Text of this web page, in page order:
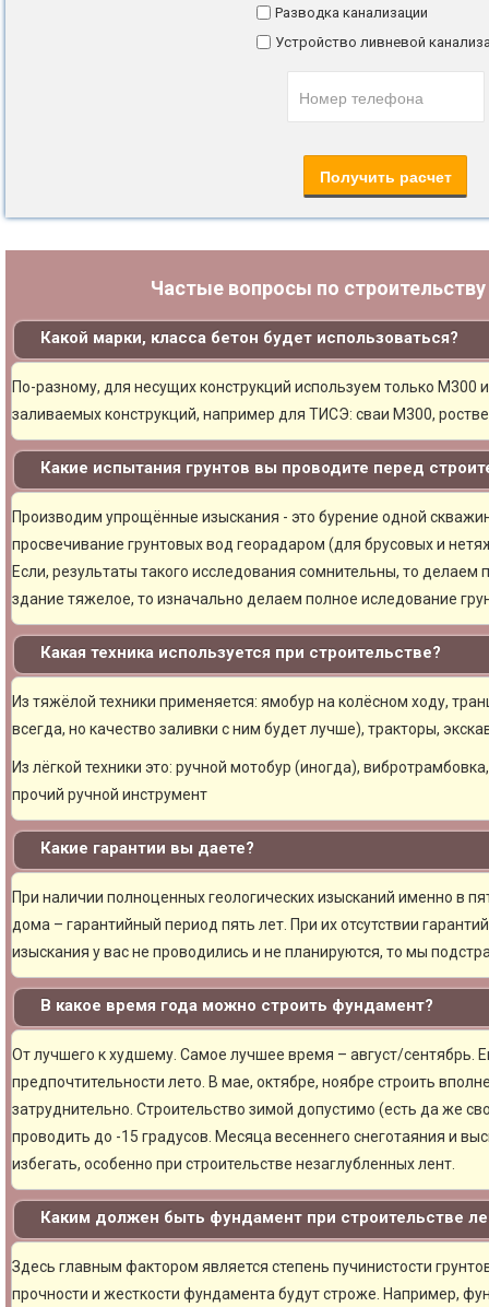
Разводка канализации
Устройство ливневой
Частые вопросы по
Какой марки, класса бетон будет использоваться?
По-разному, для несущих конструкций используем только М300
заливаемых конструкций, например для ТИСЭ: сваи М300,
Какие испытания грунтов вы проводите перед
Производим упрощённые изыскания - это бурение одной
просвечивание грунтовых вод георадаром (для брусовых и
Если, результаты такого исследования сомнительны, то
здание тяжелое, то изначально делаем полное иследование
Какая техника используется при строительстве?
Из тяжёлой техники применяется: ямобур на колёсном ходу,
всегда, но качество заливки с ним будет лучше), тракторы,
Из лёгкой техники это: ручной мотобур (иногда),
прочий ручной инструмент
Какие гарантии вы даете?
При наличии полноценных геологических изысканий именно в
дома – гарантийный период пять лет. При их отсутствии
изыскания у вас не проводились и не планируются, то мы
В какое время года можно строить фундамент?
От лучшего к худшему. Самое лучшее время – август/сентябрь.
предпочтительности лето. В мае, октябре, ноябре строить
затруднительно. Строительство зимой допустимо (есть да же
проводить до -15 градусов. Месяца весеннего снеготаяния и
избегать, особенно при строительстве незаглубленных лент.
Каким должен быть фундамент при строительстве
Здесь главным фактором является степень пучинистости
прочности и жесткости фундамента будут строже. Например,